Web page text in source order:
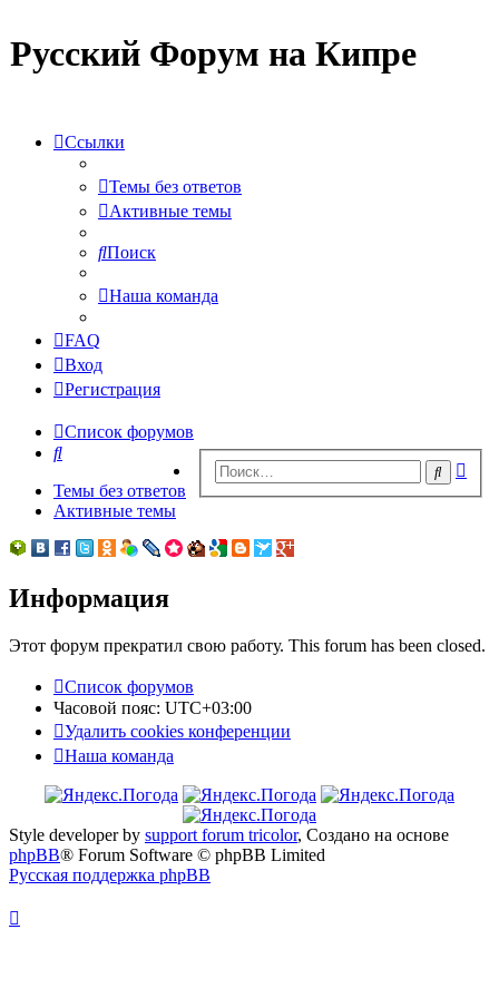
Русский Форум на Кипре
Ссылки
Темы без ответов
Активные темы
Поиск
Наша команда
FAQ
Вход
Регистрация
Список форумов
Поиск
Поиск
Темы без ответов
Активные темы
Информация
Этот форум прекратил свою работу. This forum has been closed.
Список форумов
Часовой пояс: UTC+03:00
Удалить cookies конференции
Наша команда
Style developer by support forum tricolor, Создано на основе
phpBB® Forum Software © phpBB Limited
Русская поддержка phpBB